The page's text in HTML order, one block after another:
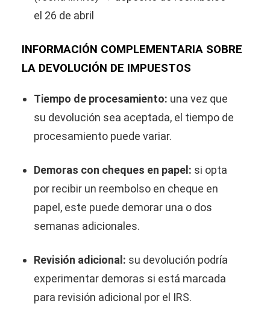
el 26 de abril
INFORMACIÓN COMPLEMENTARIA SOBRE
LA DEVOLUCIÓN DE IMPUESTOS
Tiempo de procesamiento: una vez que
su devolución sea aceptada, el tiempo de
procesamiento puede variar.
Demoras con cheques en papel: si opta
por recibir un reembolso en cheque en
papel, este puede demorar una o dos
semanas adicionales.
Revisión adicional: su devolución podría
experimentar demoras si está marcada
para revisión adicional por el IRS.